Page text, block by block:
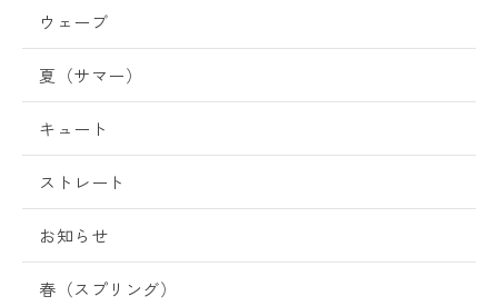
ウェーブ
夏（サマー）
キュート
ストレート
お知らせ
春（スプリング）